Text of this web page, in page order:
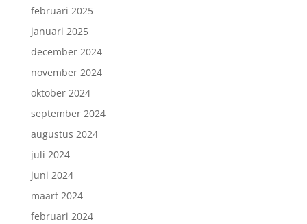
februari 2025
januari 2025
december 2024
november 2024
oktober 2024
september 2024
augustus 2024
juli 2024
juni 2024
maart 2024
februari 2024